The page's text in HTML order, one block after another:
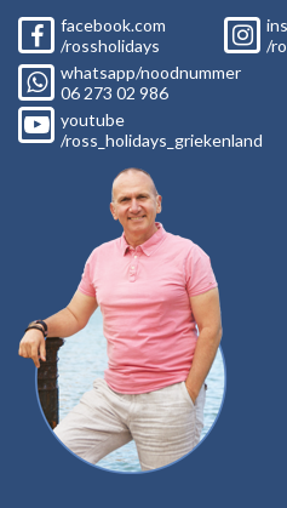
facebook.com
/rossholidays
/
whatsapp/noodnummer
06 273 02 986
youtube
/ross_holidays_griekenland